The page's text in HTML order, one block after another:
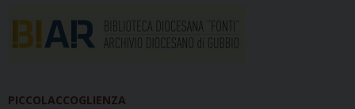
PICCOLACCOGLIENZA